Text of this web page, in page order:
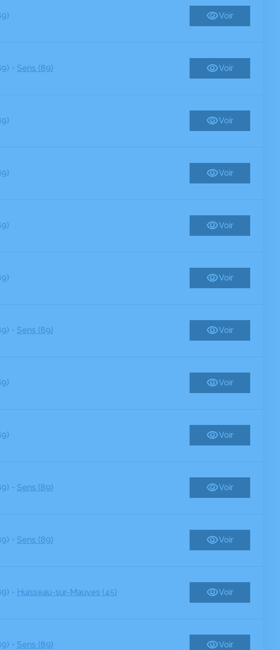
Voir
- Sens (89) Voir
Voir
Voir
Voir
Voir
- Sens (89) Voir
Voir
Voir
- Sens (89) Voir
- Sens (89) Voir
- Huisseau-sur-Mauves (45) Voir
- Sens (89) Voir